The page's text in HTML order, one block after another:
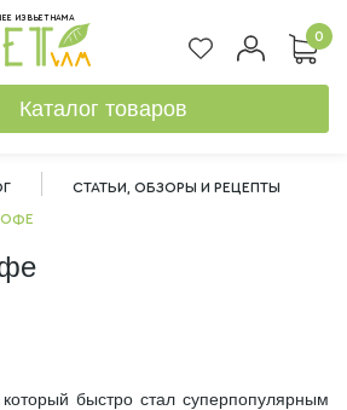
ИЗ ВЬЕТНАМА
0
Каталог товаров
СТАТЬИ, ОБЗОРЫ И РЕЦЕПТЫ
быстро стал суперпопулярным